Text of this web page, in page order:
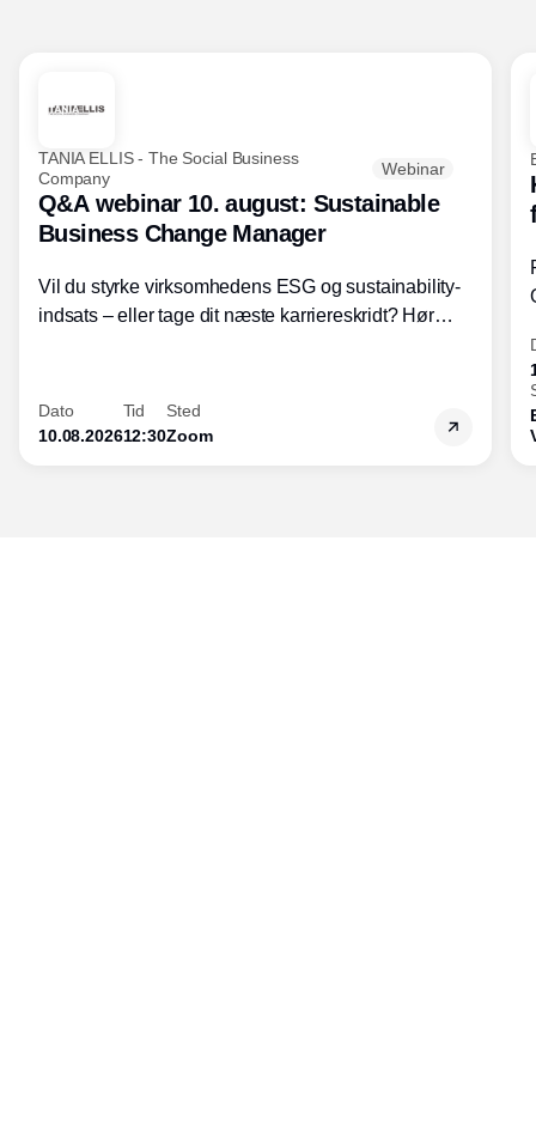
TANIA ELLIS - The Social Business
Company
Webinar
Q&A webinar 10. august: Sustainable
Business Change Manager
Vil du styrke virksomhedens ESG og sustainability-
indsats – eller tage dit næste karriereskridt? Hør
inden for bæredygtig forretningsudvikling - så du
skaber værdi for både samfund og bundlinje.
Dato
10.08.2026
Tid
12:30
Sted
Zoom